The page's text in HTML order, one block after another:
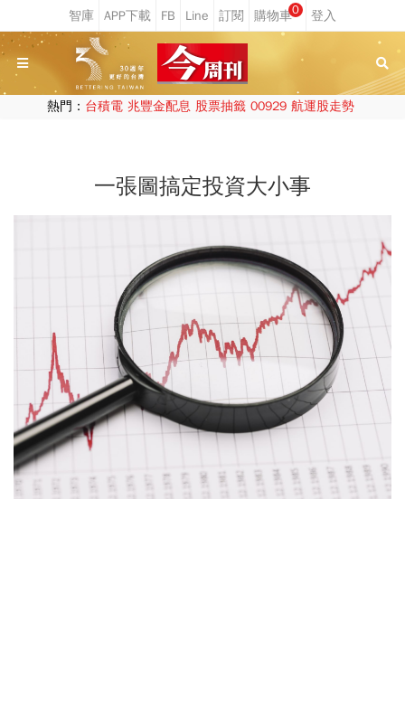
0
熱門： 台積電 兆豐金配息 股票抽籤 00929 航運股走勢
一張圖搞定投資大小事